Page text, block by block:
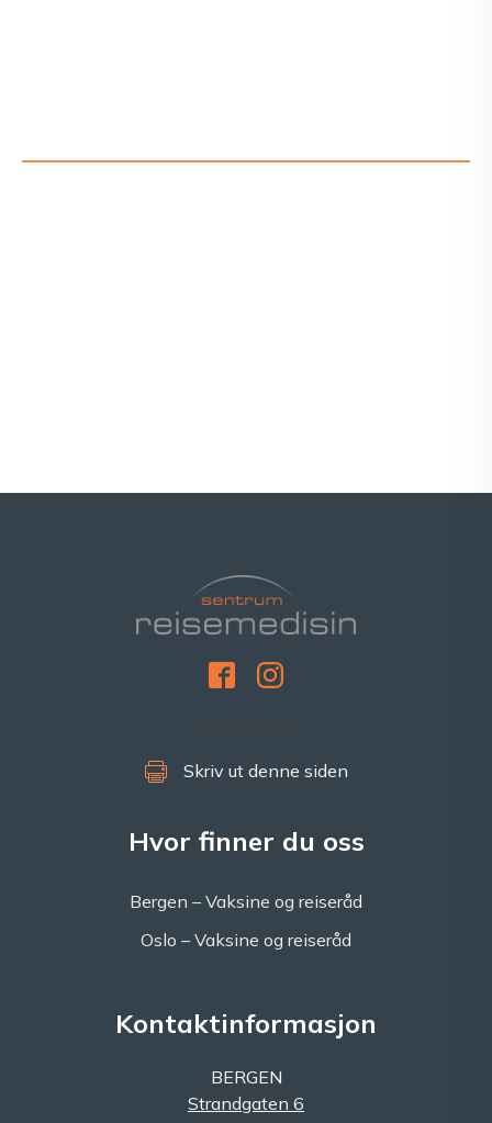
Skriv ut denne siden
Hvor finner du oss
Bergen – Vaksine og reiseråd
Oslo – Vaksine og reiseråd
Kontaktinformasjon
BERGEN
Strandgaten 6